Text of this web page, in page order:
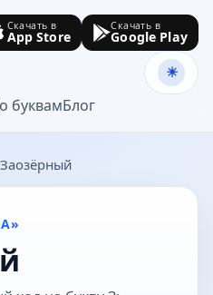
буквамБлог
Скачать в
App Store
Скачать в
Google Play
Заозёрный